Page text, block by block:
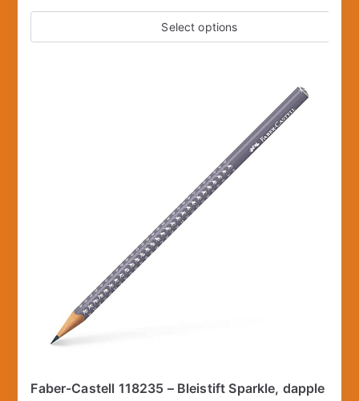
Select options
Faber-Castell 118235 – Bleistift Sparkle, dapple